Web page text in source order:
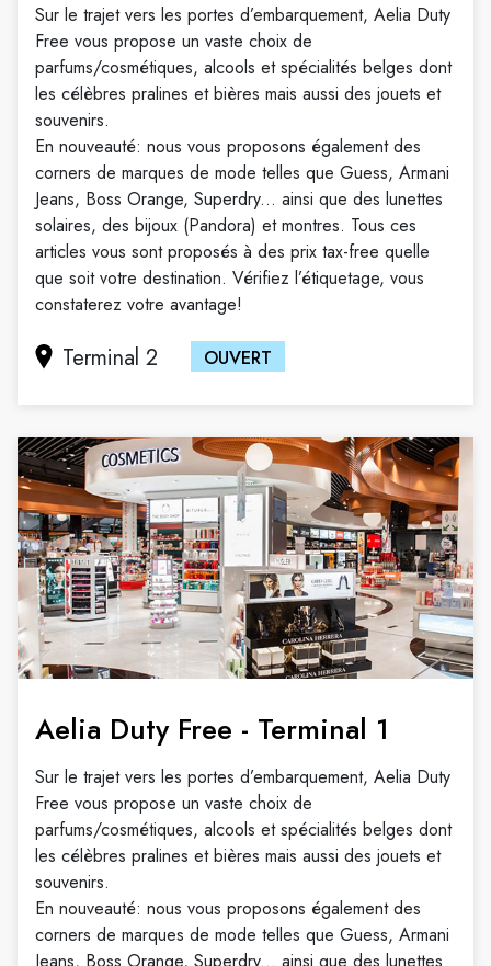
Sur le trajet vers les portes d’embarquement, Aelia Duty
Free vous propose un vaste choix de
parfums/cosmétiques, alcools et spécialités belges dont
les célèbres pralines et bières mais aussi des jouets et
souvenirs.
En nouveauté: nous vous proposons également des
corners de marques de mode telles que Guess, Armani
Jeans, Boss Orange, Superdry... ainsi que des lunettes
solaires, des bijoux (Pandora) et montres. Tous ces
articles vous sont proposés à des prix tax-free quelle
que soit votre destination. Vérifiez l’étiquetage, vous
constaterez votre avantage!
Terminal 2 OUVERT
Aelia Duty Free - Terminal 1
Sur le trajet vers les portes d’embarquement, Aelia Duty
Free vous propose un vaste choix de
parfums/cosmétiques, alcools et spécialités belges dont
les célèbres pralines et bières mais aussi des jouets et
souvenirs.
En nouveauté: nous vous proposons également des
corners de marques de mode telles que Guess, Armani